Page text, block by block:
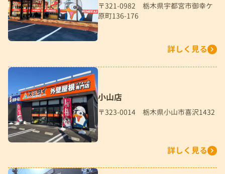
〒321-0982 栃木県宇都宮市御幸ケ
原町136-176
詳しく見る
小山店
〒323-0014 栃木県小山市喜沢1432
詳しく見る